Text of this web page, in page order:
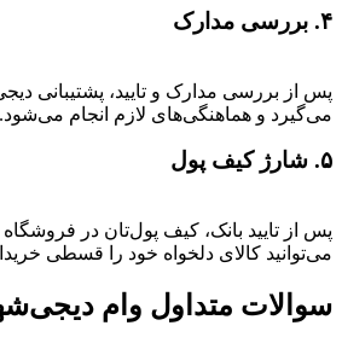
۴. بررسی مدارک
پس از بررسی مدارک و تایید، پشتیبانی
می‌گیرد و هماهنگی‌های لازم انجام می‌شود.
۵. شارژ کیف پول
پس از تایید بانک، کیف پول‌تان در
می‌توانید کالای دلخواه خود را قسطی
سوالات متداول وام